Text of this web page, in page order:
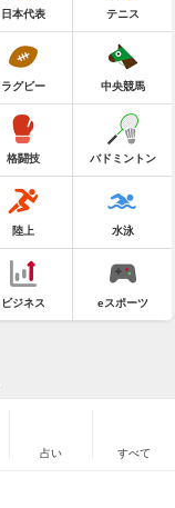
日本代表 テニス
ラグビー 中央競馬
格闘技 バドミントン
陸上 水泳
ビジネス eスポーツ
占い すべて